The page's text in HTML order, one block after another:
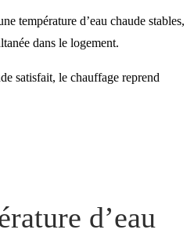
température d’eau chaude stables,
dans le logement.
satisfait, le chauffage reprend
d’eau